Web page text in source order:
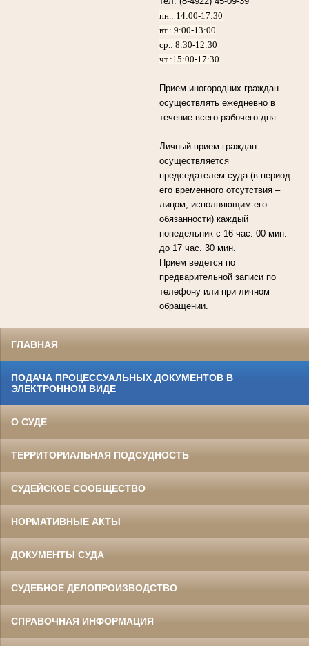
пн.: 14:00-17:30
вт.: 9:00-13:00
ср.: 8:30-12:30
чт.:15:00-17:30
Прием иногородних граждан
осуществлять ежедневно в
течение всего рабочего дня.
Личный прием граждан
осуществляется
председателем суда (в период
его временного отсутствия –
лицом, исполняющим его
обязанности) каждый
понедельник с 16 час. 00 мин.
до 17 час. 30 мин.
Прием ведется по
предварительной записи по
телефону или при личном
обращении.
ГЛАВНАЯ
ПОДАЧА ПРОЦЕССУАЛЬНЫХ ДОКУМЕНТОВ В
ЭЛЕКТРОННОМ ВИДЕ
О СУДЕ
ТЕРРИТОРИАЛЬНАЯ ПОДСУДНОСТЬ
СУДЕЙСКОЕ СООБЩЕСТВО
НОРМАТИВНЫЕ АКТЫ
ДОКУМЕНТЫ СУДА
СУДЕБНОЕ ДЕЛОПРОИЗВОДСТВО
СПРАВОЧНАЯ ИНФОРМАЦИЯ